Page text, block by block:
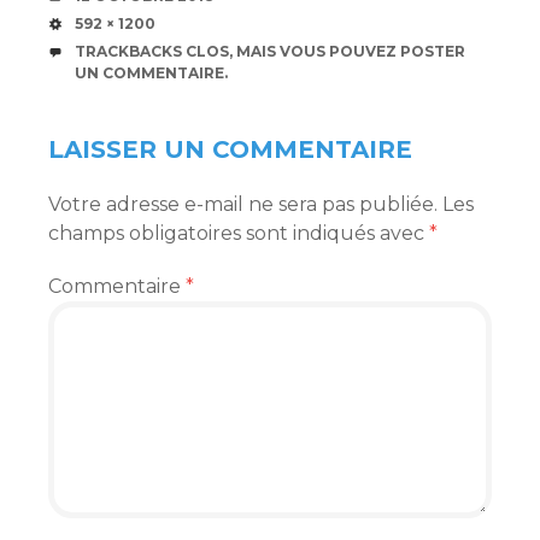
TAILLE
592 × 1200
TRACKBACKS CLOS, MAIS VOUS POUVEZ POSTER
UN COMMENTAIRE.
LAISSER UN COMMENTAIRE
Votre adresse e-mail ne sera pas publiée. Les
champs obligatoires sont indiqués avec *
Commentaire *